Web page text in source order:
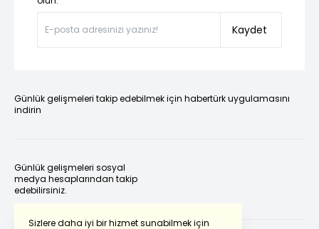
Sizlere daha iyi bir hizmet sunabilmek için
Kaydet
Günlük gelişmeleri takip edebilmek için habertürk uygulamasını
indirin
Günlük gelişmeleri sosyal
medya hesaplarından takip
edebilirsiniz.